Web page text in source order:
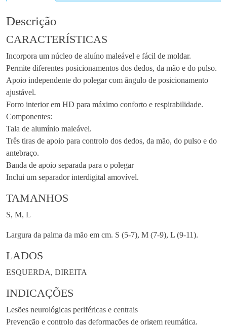
Descrição
CARACTERÍSTICAS
Incorpora um núcleo de aluíno maleável e fácil de moldar.
Permite diferentes posicionamentos dos dedos, da mão e do pulso.
Apoio independente do polegar com ângulo de posicionamento
ajustável.
Forro interior em HD para máximo conforto e respirabilidade.
Componentes:
Tala de alumínio maleável.
Três tiras de apoio para controlo dos dedos, da mão, do pulso e do
antebraço.
Banda de apoio separada para o polegar
Inclui um separador interdigital amovível.
TAMANHOS
S, M, L
Largura da palma da mão em cm. S (5-7), M (7-9), L (9-11).
LADOS
ESQUERDA, DIREITA
INDICAÇÕES
Lesões neurológicas periféricas e centrais
Prevenção e controlo das deformações de origem reumática.